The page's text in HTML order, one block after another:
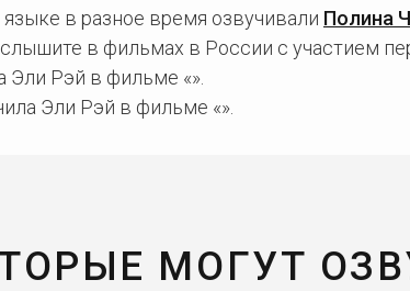
в разное время озвучивали Полина
в фильмах в России с участием
Эли Рэй в фильме «».
Эли Рэй в фильме «».
МОГУТ